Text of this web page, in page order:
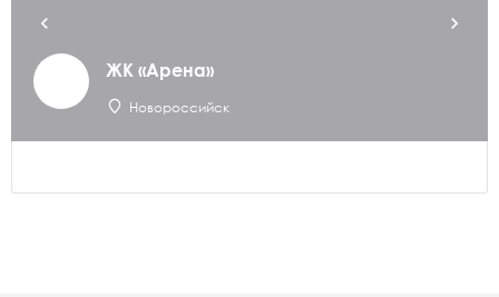
ЖК «Арена»
Новороссийск